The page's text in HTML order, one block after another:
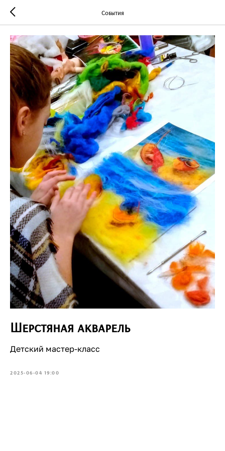
События
Шерстяная акварель
Детский мастер-класс
2025-06-04 19:00